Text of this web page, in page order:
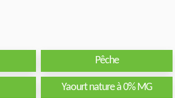
Pêche
Yaourt nature à 0% MG